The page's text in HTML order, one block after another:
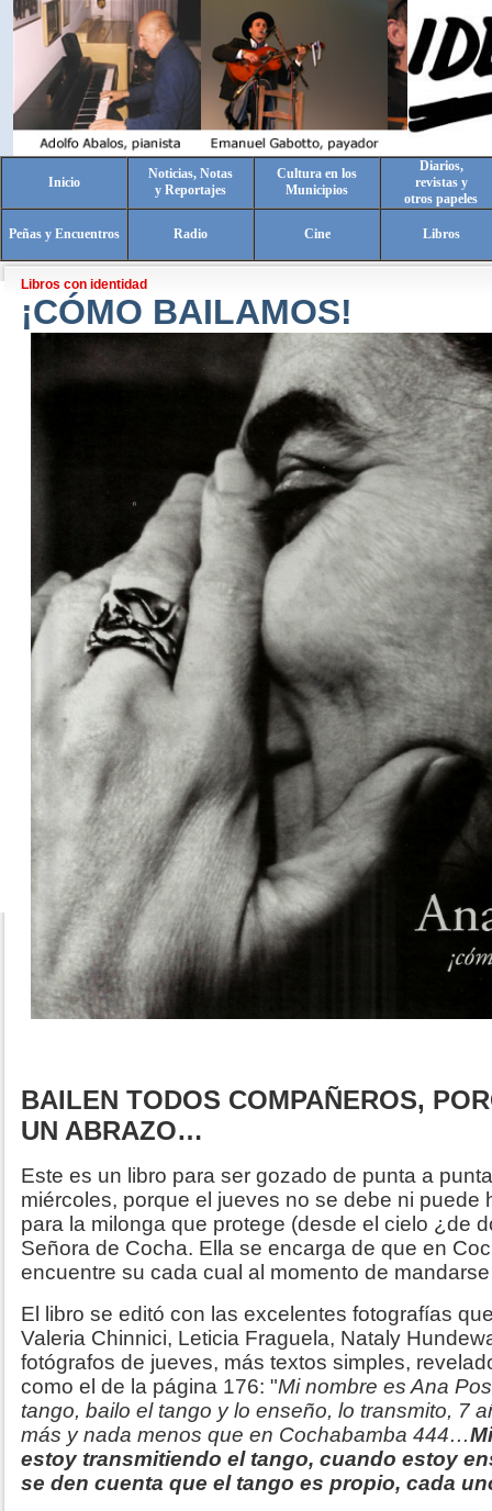
Inicio
Noticias, Notas
y Reportajes
Cultura en los
Municipios
Diarios,
revistas y
otros papeles
Peñas y Encuentros Radio Cine Libros
Libros con identidad
¡CÓMO BAILAMOS!
BAILEN TODOS COMPAÑEROS,
UN ABRAZO…
Este es un libro para ser gozado de punta a
miércoles, porque el jueves no se debe ni puede
para la milonga que protege (desde el cielo ¿de
Señora de Cocha. Ella se encarga de que en
encuentre su cada cual al momento de
El libro se editó con las excelentes fotografías
Valeria Chinnici, Leticia Fraguela, Nataly
fotógrafos de jueves, más textos simples,
como el de la página 176: "Mi nombre es Ana
tango, bailo el tango y lo enseño, lo transmito, 7
más y nada menos que en Cochabamba 444…
estoy transmitiendo el tango, cuando estoy
se den cuenta que el tango es propio, cada